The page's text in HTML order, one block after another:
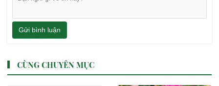
Gửi bình luận
CÙNG CHUYÊN MỤC